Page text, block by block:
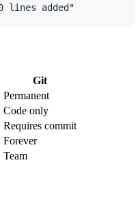
Git
Permanent
Code only
Requires commit
Forever
Team